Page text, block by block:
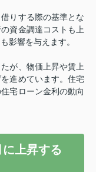
りする際の基準とな
資金調達コストも上
影響を与えます。
が、物価上昇や賃上
進めています。 住宅
宅ローン金利の動向
上昇する